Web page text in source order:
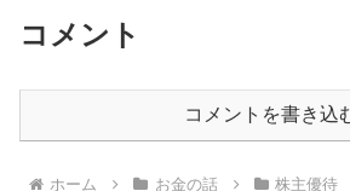
コメント
コメントを書き込
ホーム お金の話 株主優待